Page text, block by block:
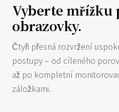
Vyberte mřížku
obrazovky.
Čtyři přesná rozvržení
postupy – od cíleného
až po kompletní
záložkami.